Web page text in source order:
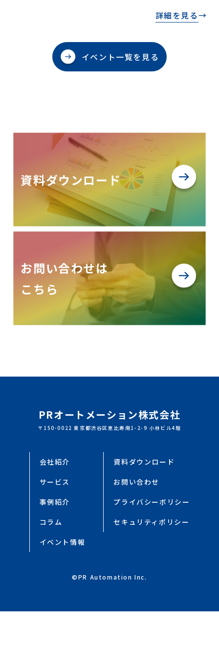
詳細を見る
イベント一覧を見る
資料ダウンロード
お問い合わせは
こちら
PRオートメーション株式会社
〒150-0022 東京都渋谷区恵比寿南1-2-9 小林ビル4階
会社紹介
サービス
事例紹介
コラム
イベント情報
資料ダウンロード
お問い合わせ
プライバシーボリシー
セキュリティポリシー
©PR Automation Inc.